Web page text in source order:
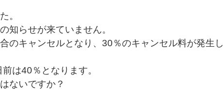
。
知らせが来ていません。
のキャンセルとなり、30％のキャンセル料が発生し
は40％となります。
ないですか？